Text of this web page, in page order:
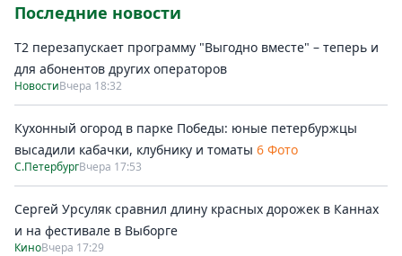
Последние новости
Т2 перезапускает программу "Выгодно вместе" – теперь и
для абонентов других операторов
НовостиВчера 18:32
Кухонный огород в парке Победы: юные петербуржцы
высадили кабачки, клубнику и томаты 6 Фото
С.ПетербургВчера 17:53
Сергей Урсуляк сравнил длину красных дорожек в Каннах
и на фестивале в Выборге
КиноВчера 17:29